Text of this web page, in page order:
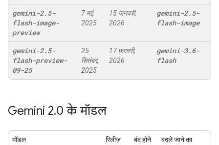
gemini-2.5-
flash-image-
preview
7 मई,
2025
15 जनवरी,
2026
gemini-2.5-
flash-image
gemini-2.5-
flash-preview-
09-25
25
सितंबर,
2025
17 फ़रवरी,
2026
gemini-3.6-
flash
Gemini 2.0 के मॉडल
मॉडल
रिलीज़
बंद होने
बदले जाने का